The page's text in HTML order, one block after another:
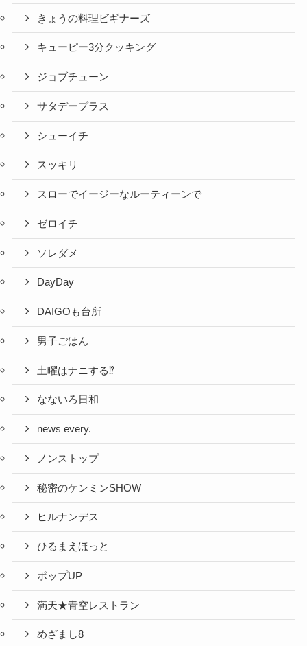
きょうの料理ビギナーズ
キューピー3分クッキング
ジョブチューン
サタデープラス
シューイチ
スッキリ
スローでイージーなルーティーンで
ゼロイチ
ソレダメ
DayDay
DAIGOも台所
男子ごはん
土曜はナニする⁉
なないろ日和
news every.
ノンストップ
秘密のケンミンSHOW
ヒルナンデス
ひるまえほっと
ポップUP
満天★青空レストラン
めざまし8